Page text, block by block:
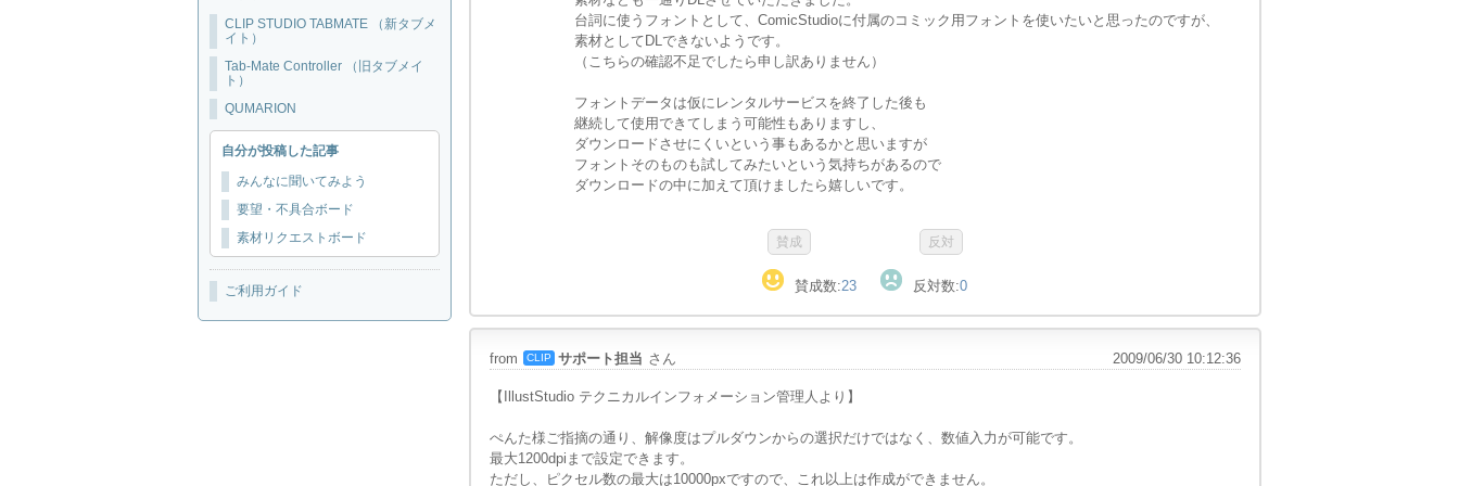
CLIP STUDIO TABMATE （新タブメ
イト）
Tab-Mate Controller （旧タブメイ
ト）
QUMARION
自分が投稿した記事
みんなに聞いてみよう
要望・不具合ボード
素材リクエストボード
ご利用ガイド
台詞に使うフォントとして、ComicStudioに付属のコミック用フォントを使いたいと思ったのですが、
素材としてDLできないようです。
（こちらの確認不足でしたら申し訳ありません）
フォントデータは仮にレンタルサービスを終了した後も
継続して使用できてしまう可能性もありますし、
ダウンロードさせにくいという事もあるかと思いますが
フォントそのものも試してみたいという気持ちがあるので
ダウンロードの中に加えて頂けましたら嬉しいです。
賛成数:23 反対数:0
from CLIP サポート担当 さん 2009/06/30 10:12:36
【IllustStudio テクニカルインフォメーション管理人より】
ぺんた様ご指摘の通り、解像度はプルダウンからの選択だけではなく、数値入力が可能です。
最大1200dpiまで設定できます。
ただし、ピクセル数の最大は10000pxですので、これ以上は作成ができません。